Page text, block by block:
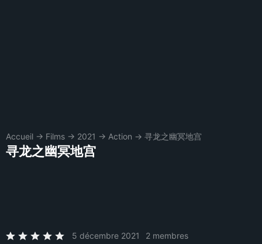
Accueil → Films → 2021 → Action → 寻龙之幽冥地宫
寻龙之幽冥地宫
5 décembre 2021 2 membres